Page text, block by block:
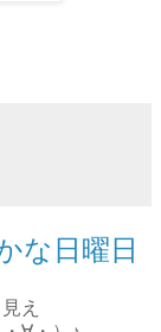
な日曜日
え